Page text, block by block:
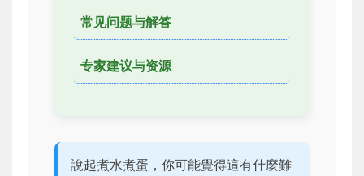
常见问题与解答
专家建议与资源
說起煮水煮蛋，你可能覺得這有什麼難